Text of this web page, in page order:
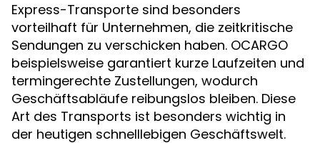
Express-Transporte sind besonders
vorteilhaft für Unternehmen, die zeitkritische
Sendungen zu verschicken haben. OCARGO
beispielsweise garantiert kurze Laufzeiten und
termingerechte Zustellungen, wodurch
Geschäftsabläufe reibungslos bleiben. Diese
Art des Transports ist besonders wichtig in
der heutigen schnelllebigen Geschäftswelt.